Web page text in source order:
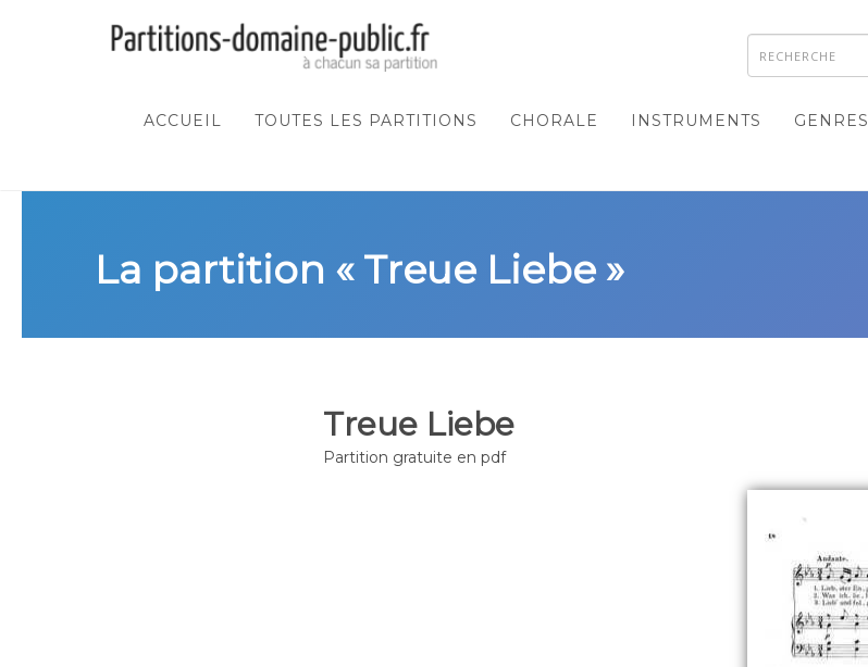
ACCUEIL TOUTES LES PARTITIONS CHORALE INSTRUMENTS GENRES
La partition « Treue Liebe »
Treue Liebe
Partition gratuite en pdf